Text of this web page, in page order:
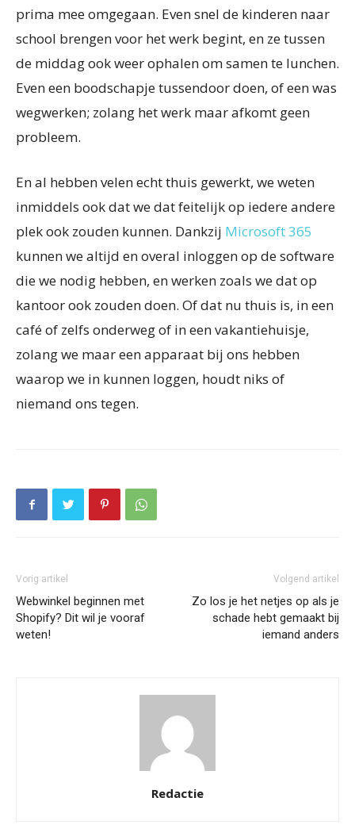
prima mee omgegaan. Even snel de kinderen naar
school brengen voor het werk begint, en ze tussen
de middag ook weer ophalen om samen te lunchen.
Even een boodschapje tussendoor doen, of een was
wegwerken; zolang het werk maar afkomt geen
probleem.
En al hebben velen echt thuis gewerkt, we weten
inmiddels ook dat we dat feitelijk op iedere andere
plek ook zouden kunnen. Dankzij Microsoft 365
kunnen we altijd en overal inloggen op de software
die we nodig hebben, en werken zoals we dat op
kantoor ook zouden doen. Of dat nu thuis is, in een
café of zelfs onderweg of in een vakantiehuisje,
zolang we maar een apparaat bij ons hebben
waarop we in kunnen loggen, houdt niks of
niemand ons tegen.
Vorig artikel
Webwinkel beginnen met
Shopify? Dit wil je vooraf
weten!
Volgend artikel
Zo los je het netjes op als je
schade hebt gemaakt bij
iemand anders
Redactie